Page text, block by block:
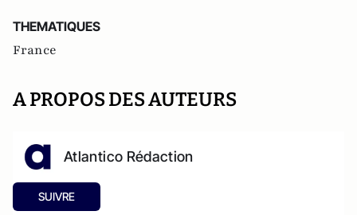
THEMATIQUES
France
A PROPOS DES AUTEURS
Atlantico Rédaction
SUIVRE